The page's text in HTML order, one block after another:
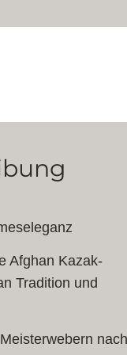
Afghan Kazak-
Tradition und